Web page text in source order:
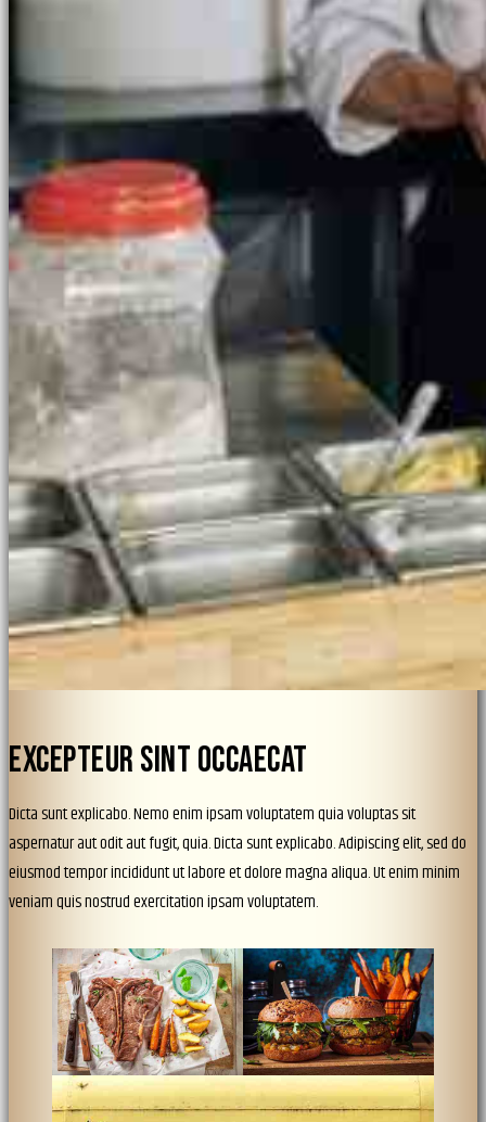
EXCEPTEUR SINT OCCAECAT
Dicta sunt explicabo. Nemo enim ipsam voluptatem quia voluptas sit
aspernatur aut odit aut fugit, quia. Dicta sunt explicabo. Adipiscing elit, sed do
eiusmod tempor incididunt ut labore et dolore magna aliqua. Ut enim minim
veniam quis nostrud exercitation ipsam voluptatem.